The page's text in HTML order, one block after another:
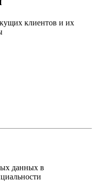
клиентов и их
данных в